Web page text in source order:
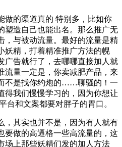
做的渠道真的 特别多，比如你
塑造自己也能出名。那么推广无
，与被动流量。最好的流量是精
妖精，打着精准推广方法的幌
广告就行了，去哪哪直接加人就
流量一定是，你卖减肥产品，来
不是找你约炮的……聊骚的！一
得我们慢慢学习的，因为你想让
台和文案都要对胖子的胃口。
，其实也并不是，因为有人就有
要做的高逼格一些高流量的，这
场上那些妖精们发的加人方法